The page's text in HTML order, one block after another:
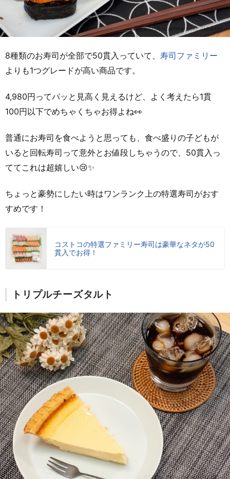
8種類のお寿司が全部で50貫入っていて、 寿司ファミリー
よりも1つグレードが高い商品です。
4,980円ってパッと見高く見えるけど、よく考えたら1貫
100円以下でめちゃくちゃお得よね👀
普通にお寿司を食べようと思っても、食べ盛りの子どもが
いると回転寿司って意外とお値段しちゃうので、50貫入っ
ててこれは超嬉しい😢✨
ちょっと豪勢にしたい時はワンランク上の特選寿司がおす
すめです！
コストコの特選ファミリー寿司は豪華なネタが50
貫入でお得！
トリプルチーズタルト